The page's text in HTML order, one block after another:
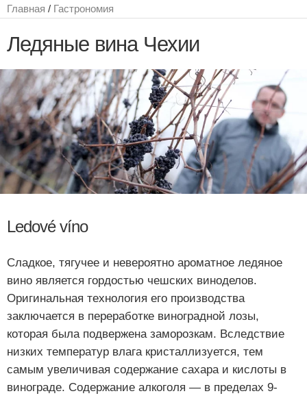
Главная / Гастрономия
Ледяные вина Чехии
Ledové víno
Сладкое, тягучее и невероятно ароматное ледяное
вино является гордостью чешских виноделов.
Оригинальная технология его производства
заключается в переработке виноградной лозы,
которая была подвержена заморозкам. Вследствие
низких температур влага кристаллизуется, тем
самым увеличивая содержание сахара и кислоты в
винограде. Содержание алкоголя — в пределах 9-